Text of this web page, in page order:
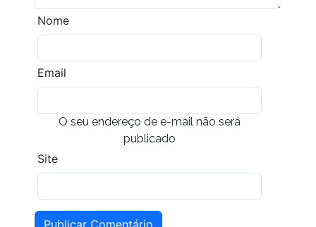
Nome
Email
O seu endereço de e-mail não será
publicado
Site
Publicar Comentário